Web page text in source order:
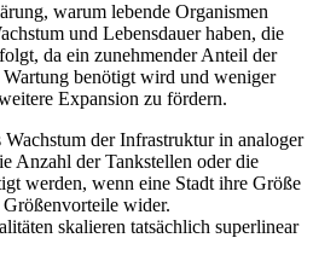
warum lebende Organismen
und Lebensdauer haben, die
da ein zunehmender Anteil der
benötigt wird und weniger
Expansion zu fördern.
Wachstum der Infrastruktur in analoger
Anzahl der Tankstellen oder die
werden, wenn eine Stadt ihre Größe
wider.
skalieren tatsächlich superlinear